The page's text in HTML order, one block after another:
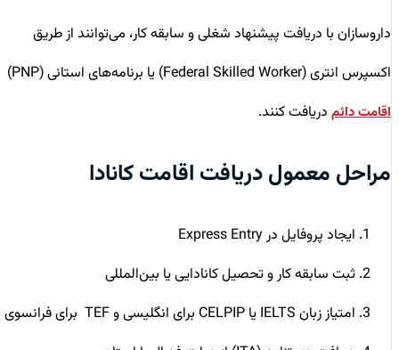
داروسازان با دریافت پیشنهاد شغلی و سابقه کار، می‌توانند از طریق
اکسپرس انتری (Federal Skilled Worker) یا برنامه‌های استانی (PNP)
اقامت دائمدریافت کنند.
مراحل معمول دریافت اقامتکانادا
ایجاد پروفایل در Express Entry
ثبت سابقه کار و تحصیل کانادایی یا بین‌المللی
امتیاز زبان IELTS یا CELPIP برای انگلیسی و TEF برای فرانسوی